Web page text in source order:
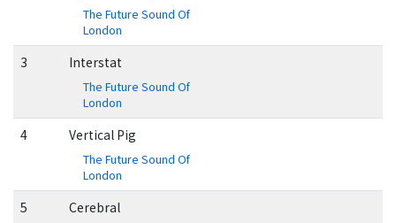
The Future Sound Of
London
3 Interstat
The Future Sound Of
London
4 Vertical Pig
The Future Sound Of
London
5 Cerebral